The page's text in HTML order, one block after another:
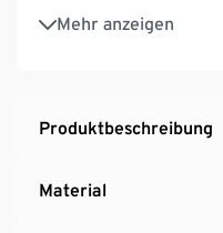
Mehr anzeigen
Zur Anwendung vor
Workout – oder
Produktbeschreibung
Material